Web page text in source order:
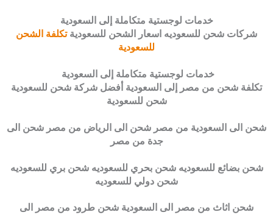
خدمات لوجستية متكاملة إلى السعودية
شركات شحن للسعوديه اسعار الشحن للسعوديةتكلفة الشحن
للسعودية
خدمات لوجستية متكاملة إلى السعودية
تكلفة شحن من مصر إلى السعودية أفضل شركة شحن للسعودية
شحن للسعودية
شحن الى السعودية من مصر شحن الى الرياض من مصر شحن الى
جدة من مصر
شحن بضائع للسعوديه شحن بحري للسعوديه شحن بري للسعوديه
شحن دولي للسعوديه
شحن اثاث من مصر الى السعودية شحن طرود من مصر الى